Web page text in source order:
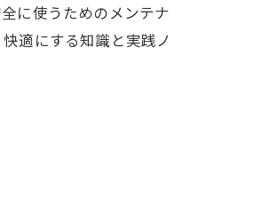
に使うためのメンテナ
適にする知識と実践ノ